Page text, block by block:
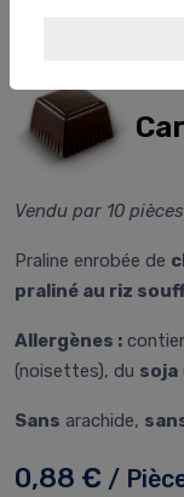
Vendu par 10 pièces
Praline enrobée de
praliné au riz
Allergènes :
(noisettes), du soja
Sans arachide,
0,88 € /